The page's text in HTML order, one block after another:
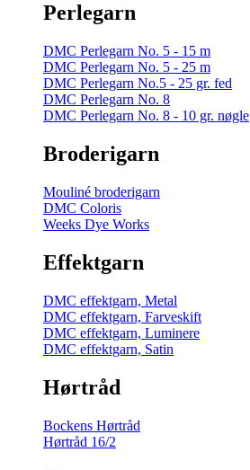
Perlegarn
DMC Perlegarn No. 5 - 15 m
DMC Perlegarn No. 5 - 25 m
DMC Perlegarn No.5 - 25 gr. fed
DMC Perlegarn No. 8
DMC Perlegarn No. 8 - 10 gr. nøgle
Broderigarn
Mouliné broderigarn
DMC Coloris
Weeks Dye Works
Effektgarn
DMC effektgarn, Metal
DMC effektgarn, Farveskift
DMC effektgarn, Luminere
DMC effektgarn, Satin
Hørtråd
Bockens Hørtråd
Hørtråd 16/2